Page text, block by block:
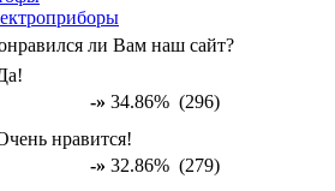
ли Вам наш сайт?
-» 34.86% (296)
нравится!
-» 32.86% (279)